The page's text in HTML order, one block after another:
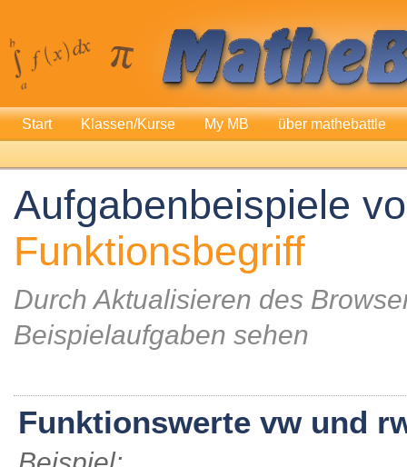
Start Klassen/Kurse My MB über mathebattle
Aufgabenbeispiele
Funktionsbegriff
Durch Aktualisieren des
Beispielaufgaben sehen
Funktionswerte vw und